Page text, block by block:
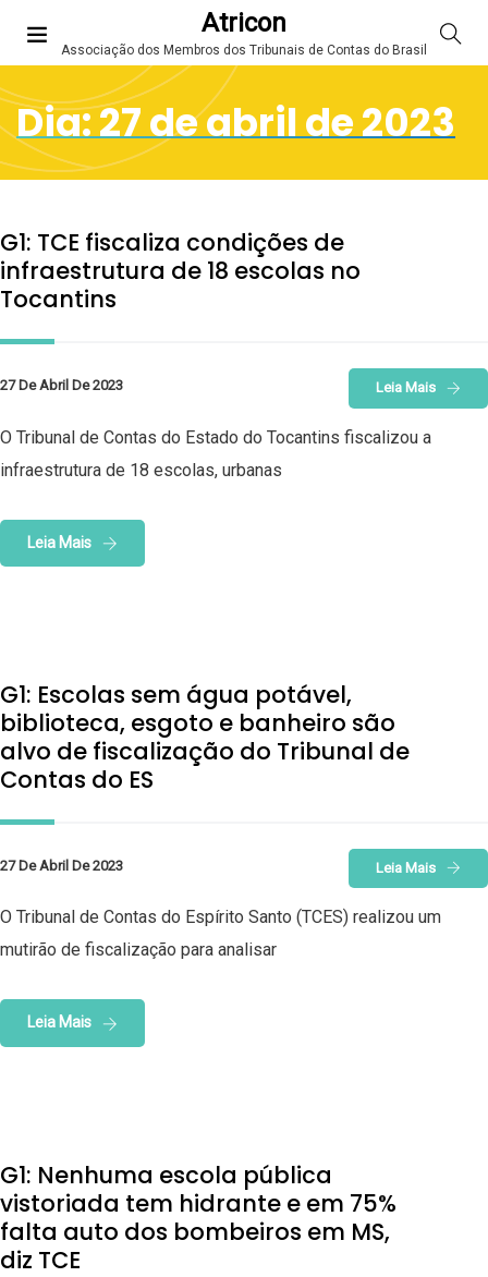
Atricon
Associação dos Membros dos Tribunais de Contas do Brasil
Dia:27 de abril de 2023
G1: TCE fiscaliza condições de
infraestrutura de 18 escolas no
Tocantins
27 De Abril De 2023 Leia Mais
O Tribunal de Contas do Estado do Tocantins fiscalizou a
infraestrutura de 18 escolas, urbanas
Leia Mais
G1: Escolas sem água potável,
biblioteca, esgoto e banheiro são
alvo de fiscalização do Tribunal de
Contas do ES
27 De Abril De 2023 Leia Mais
O Tribunal de Contas do Espírito Santo (TCES) realizou um
mutirão de fiscalização para analisar
Leia Mais
G1: Nenhuma escola pública
vistoriada tem hidrante e em 75%
falta auto dos bombeiros em MS,
diz TCE